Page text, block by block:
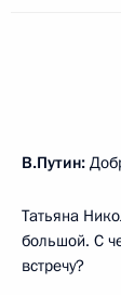
В.Путин:
Татьяна
большой. С
встречу?